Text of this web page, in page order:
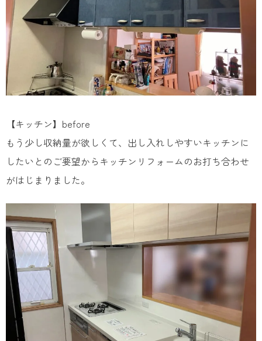
【キッチン】before
もう少し収納量が欲しくて、出し入れしやすいキッチンに
したいとのご要望からキッチンリフォームのお打ち合わせ
がはじまりました。